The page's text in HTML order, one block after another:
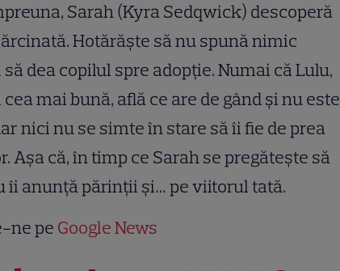
Sarah (Kyra Sedqwick) descoperă
Hotărăște să nu spună nimic
dea copilul spre adopție. Numai că Lulu,
mai bună, află ce are de gând și nu este
nici nu se simte în stare să îi fie de prea
Așa că, în timp ce Sarah se pregătește să
îi anunță părinții și… pe viitorul tată.
ne pe Google News